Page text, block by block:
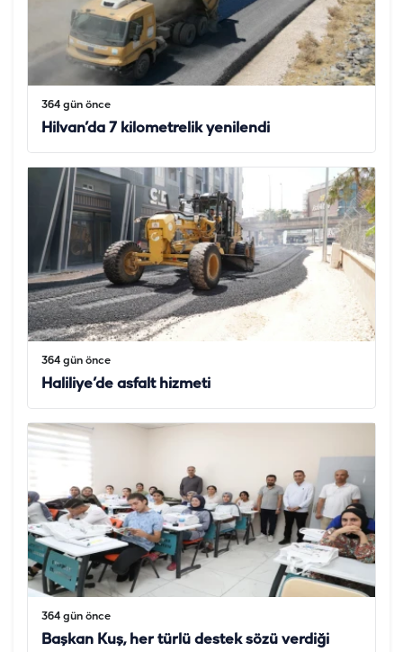
364 gün önce
Hilvan’da 7 kilometrelik yenilendi
364 gün önce
Haliliye’de asfalt hizmeti
364 gün önce
Başkan Kuş, her türlü destek sözü verdiği